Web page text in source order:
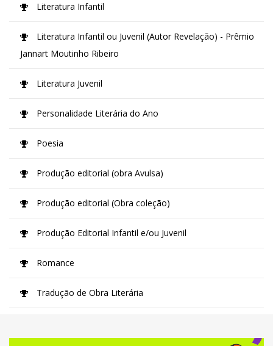
Literatura Infantil
Literatura Infantil ou Juvenil (Autor Revelação) - Prêmio
Jannart Moutinho Ribeiro
Literatura Juvenil
Personalidade Literária do Ano
Poesia
Produção editorial (obra Avulsa)
Produção editorial (Obra coleção)
Produção Editorial Infantil e/ou Juvenil
Romance
Tradução de Obra Literária